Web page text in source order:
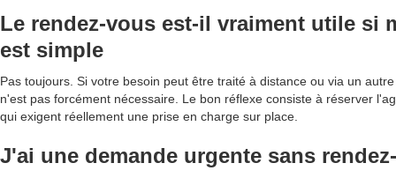
Le rendez-vous est-il vraiment utile si
est simple
Pas toujours. Si votre besoin peut être traité à distance ou via un
n'est pas forcément nécessaire. Le bon réflexe consiste à réserver
qui exigent réellement une prise en charge sur place.
J'ai une demande urgente sans